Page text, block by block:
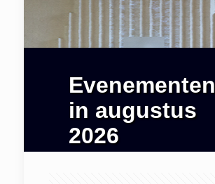
Evenementen
in augustus
2026